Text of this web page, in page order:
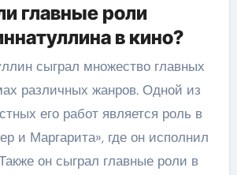
главные роли
в кино?
сыграл множество главных
различных жанров. Одной из
его работ является роль в
и Маргарита», где он исполнил
он сыграл главные роли в